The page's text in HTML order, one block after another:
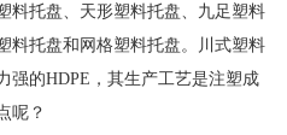
托盘、天形塑料托盘、九足塑料
料托盘和网格塑料托盘。川式塑料
强的HDPE，其生产工艺是注塑成
呢？